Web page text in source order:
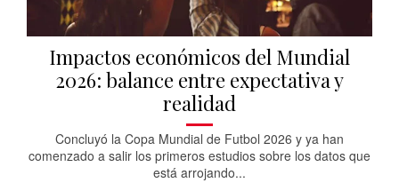
Impactos económicos del Mundial
2026: balance entre expectativa y
realidad
Concluyó la Copa Mundial de Futbol 2026 y ya han
comenzado a salir los primeros estudios sobre los datos que
está arrojando...